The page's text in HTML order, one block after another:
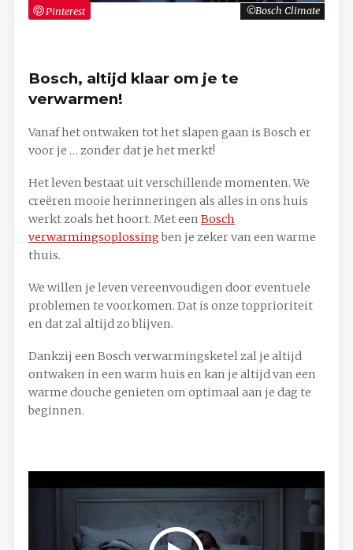
Bosch Climate
Pinterest
Bosch, altijd klaar om je te
verwarmen!
Vanaf het ontwaken tot het slapen gaan is Bosch er
voor je … zonder dat je het merkt!
Het leven bestaat uit verschillende momenten. We
creëren mooie herinneringen als alles in ons huis
werkt zoals het hoort. Met een Bosch
verwarmingsoplossingben je zeker van een warme
thuis.
We willen je leven vereenvoudigen door eventuele
problemen te voorkomen. Dat is onze topprioriteit
en dat zal altijd zo blijven.
Dankzij een Bosch verwarmingsketel zal je altijd
ontwaken in een warm huis en kan je altijd van een
warme douche genieten om optimaal aan je dag te
beginnen.